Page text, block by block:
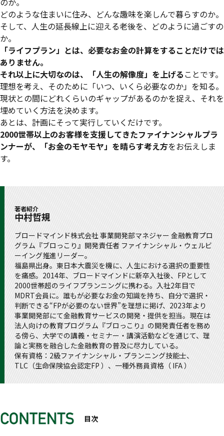
どのような住まいに住み、どんな趣味を楽しんで暮らすのか。
そして、人生の延長線上に迎える老後を、どのように過ごすの
か。
「ライフプラン」とは、必要なお金の計算をすることだけでは
ありません。
それ以上に大切なのは、「人生の解像度」を上げることです。
理想を考え、そのために「いつ、いくら必要なのか」を知る。
現状との間にどれくらいのギャップがあるのかを捉え、それを
埋めていく方法を決めます。
あとは、計画にそって実行していくだけです。
2000世帯以上のお客様を支援してきたファイナンシャルプラ
ンナーが、「お金のモヤモヤ」を晴らす考え方をお伝えしま
す。
著者紹介
中村哲規
ブロードマインド株式会社 事業開発部マネジャー 金融教育プロ
グラム『ブロっこり』開発責任者 ファイナンシャル・ウェルビ
ーイング推進リーダー。
福島県出身。東日本大震災を機に、人生における選択の重要性
を痛感。2014年、ブロードマインドに新卒入社後、FPとして
2000世帯超のライフプランニングに携わる。入社2年目で
MDRT会員に。誰もが必要なお金の知識を持ち、自分で選択・
判断できる“FPが必要のない世界”を理想に掲げ、2023年より
事業開発部にて金融教育サービスの開発・提供を担当。現在は
法人向けの教育プログラム『ブロっこり』の開発責任者を務め
る傍ら、大学での講義・セミナー・講演活動などを通じて、理
論と実務を融合した金融教育の普及に尽力している。
保有資格：2級ファイナンシャル・プランニング技能士、
TLC（生命保険協会認定FP ）、一種外務員資格（ IFA ）
目次